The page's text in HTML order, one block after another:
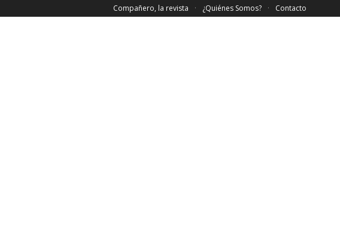
Compañero, la revista ¿Quiénes Somos? Contacto